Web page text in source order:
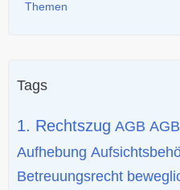
Themen
Tags
1. Rechtszug AGB
Aufhebung
Betreuungsrecht